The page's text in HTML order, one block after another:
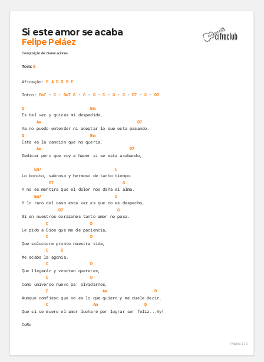
Si este amor se acaba
Felipe Peláez
Composição de: Generaciones
Tom:G
Afinação:E A D G B E
Intro: Em7 - C - Dm7 G - C - G - C - G - C - D7 - C - D7
G
Bm
Es tal vez y quizás mi despedida,
Am
D7
Ya no puedo entender ni aceptar lo que esta pasando.
G
Bm
Esta es la canción que no quería,
Am D7
Dedicar pero que voy a hacer si se esta acabando,
Em7
C
Lo bonito, sabroso y hermoso de tanto tiempo.
D7
G
Y no es mentira que el dolor nos daña el alma.
Em7
C
Y lo raro del caso esta vez es que no es despecho,
D7
G
Si en nuestros corazones tanto amor no pasa.
C
D
Le pido a Dios que me de paciencia,
C
D
Que solucione pronto nuestra vida,
C
G
Me acaba la agonía.
C
D
Que llegarán y vendran quereres,
C
D
Como universo nuevo pa' olvidarnos,
C
Am
D
Aunque confieso que no es lo que quiero y me duele decir,
C
Am D
Que si se muere el amor lucharé por lograr ser feliz...Ay!
CoRo
Página 1 /2